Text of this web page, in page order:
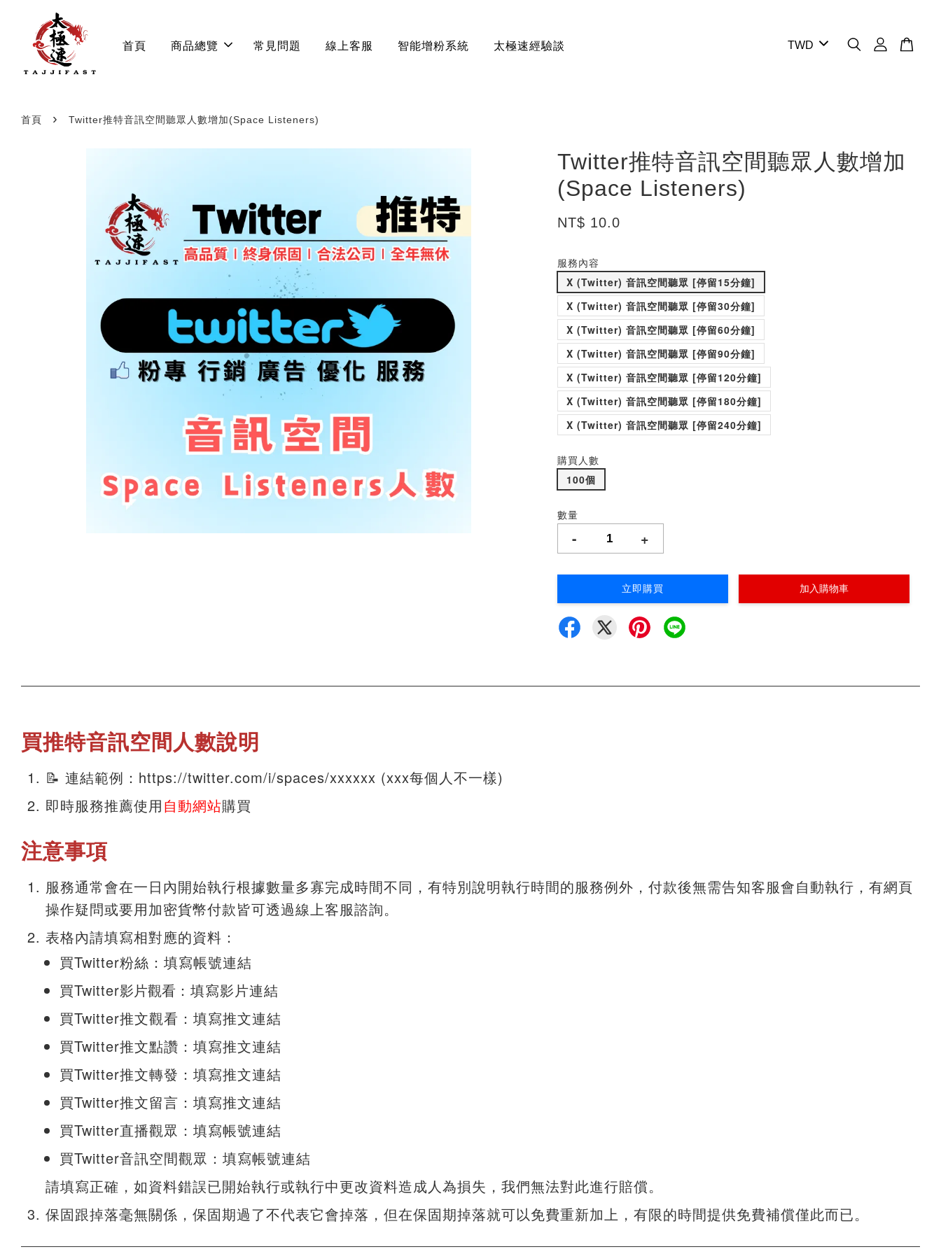
首頁 商品總覽 常見問題 線上客服 智能增粉系統 太極速經驗談
首頁 › Twitter推特音訊空間聽眾人數增加(Space Listeners)
Twitter推特音訊空間聽眾人數增加
(Space Listeners)
NT$ 10.0
服務內容
X (Twitter) 音訊空間聽眾 [停留15分鐘]
X (Twitter) 音訊空間聽眾 [停留30分鐘]
X (Twitter) 音訊空間聽眾 [停留60分鐘]
X (Twitter) 音訊空間聽眾 [停留90分鐘]
X (Twitter) 音訊空間聽眾 [停留120分鐘]
X (Twitter) 音訊空間聽眾 [停留180分鐘]
X (Twitter) 音訊空間聽眾 [停留240分鐘]
購買人數
100個
數量
- +
立即購買 加入購物車
買推特音訊空間人數說明
📝 連結範例：https://twitter.com/i/spaces/xxxxxx (xxx每個人不一樣)
即時服務推薦使用自動網站購買
注意事項
服務通常會在一日內開始執行根據數量多寡完成時間不同，有特別說明執行時間的服務例外，付款後無需告知客服會自動執行，有網頁
操作疑問或要用加密貨幣付款皆可透過線上客服諮詢。
表格內請填寫相對應的資料：
買Twitter粉絲：填寫帳號連結
買Twitter影片觀看 ：填寫影片連結
買Twitter推文觀看：填寫推文連結
買Twitter推文點讚：填寫推文連結
買Twitter推文轉發：填寫推文連結
買Twitter推文留言：填寫推文連結
買Twitter直播觀眾：填寫帳號連結
買Twitter音訊空間觀眾：填寫帳號連結
請填寫正確，如資料錯誤已開始執行或執行中更改資料造成人為損失，我們無法對此進行賠償。
保固跟掉落毫無關係，保固期過了不代表它會掉落，但在保固期掉落就可以免費重新加上，有限的時間提供免費補償僅此而已。